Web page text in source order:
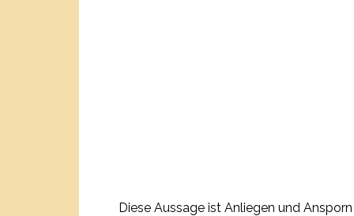
Diese Aussage ist Anliegen und